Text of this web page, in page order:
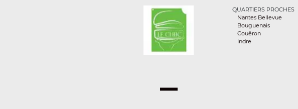
QUARTIERS PROCHES
Nantes Bellevue
Bouguenais
Couëron
Indre